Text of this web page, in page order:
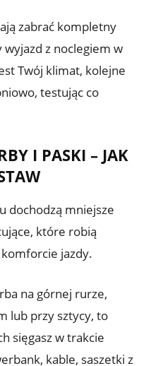
zabrać kompletny
z noclegiem w
Twój klimat, kolejne
testując co
I PASKI – JAK
dochodzą mniejsze
które robią
jazdy.
na górnej rurze,
lub przy sztycy, to
sięgasz w trakcie
kable, saszetki z